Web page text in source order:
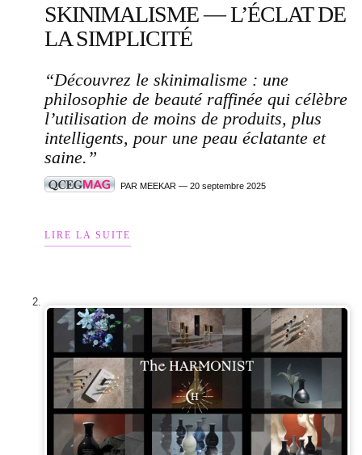
SKINIMALISME — L’ÉCLAT DE
LA SIMPLICITÉ
“Découvrez le skinimalisme : une
philosophie de beauté raffinée qui célèbre
l’utilisation de moins de produits, plus
intelligents, pour une peau éclatante et
saine.”
PAR MEEKAR — 20 septembre 2025
LIRE LA SUITE